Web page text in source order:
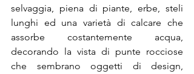
selvaggia, piena di piante, erbe, steli
lunghi ed una varietà di calcare che
assorbe costantemente acqua,
decorando la vista di punte rocciose
che sembrano oggetti di design,